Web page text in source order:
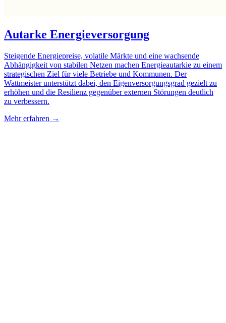
Autarke Energieversorgung
Steigende Energiepreise, volatile Märkte und eine wachsende
Abhängigkeit von stabilen Netzen machen Energieautarkie zu einem
strategischen Ziel für viele Betriebe und Kommunen. Der
Wattmeister unterstützt dabei, den Eigenversorgungsgrad gezielt zu
erhöhen und die Resilienz gegenüber externen Störungen deutlich
zu verbessern.
Mehr erfahren →